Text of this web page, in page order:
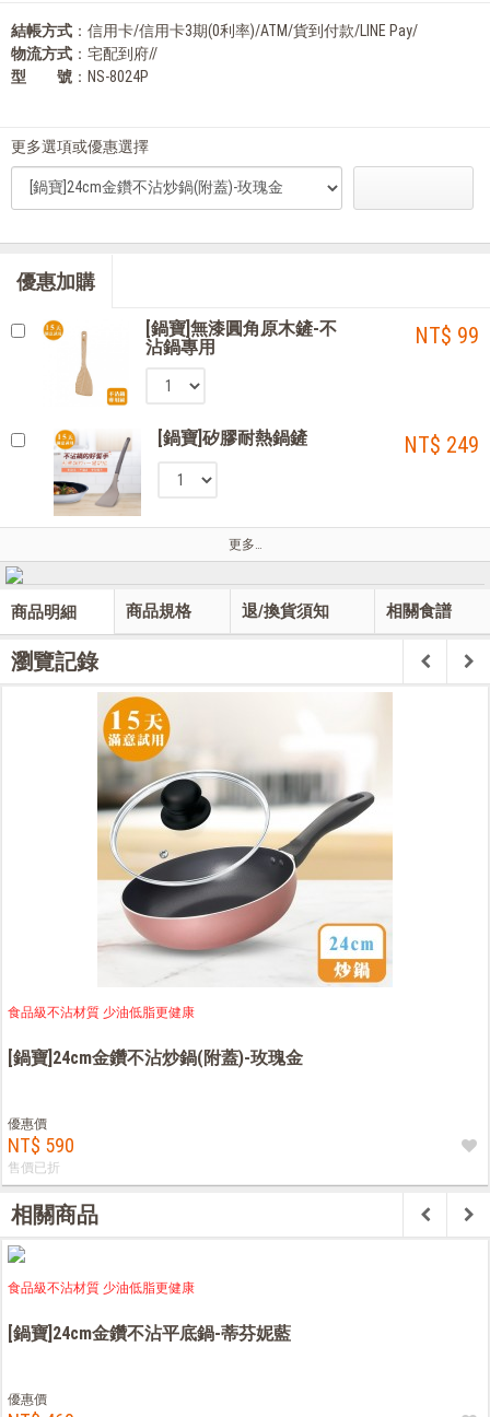
結帳方式 ：信用卡/信用卡3期(0利率)/ATM/貨到付款/LINE Pay/
物流方式 ：宅配到府//
型 號 ：NS-8024P
更多選項或優惠選擇
優惠加購
[鍋寶]無漆圓角原木鏟-不
沾鍋專用
NT$ 99
[鍋寶]矽膠耐熱鍋鏟 NT$ 249
更多…
商品明細 商品規格 退/換貨須知 相關食譜
瀏覽記錄
食品級不沾材質 少油低脂更健康
[鍋寶]24cm金鑽不沾炒鍋(附蓋)-玫瑰金
優惠價
NT$ 590
售價已折
相關商品
食品級不沾材質 少油低脂更健康
[鍋寶]24cm金鑽不沾平底鍋-蒂芬妮藍
優惠價